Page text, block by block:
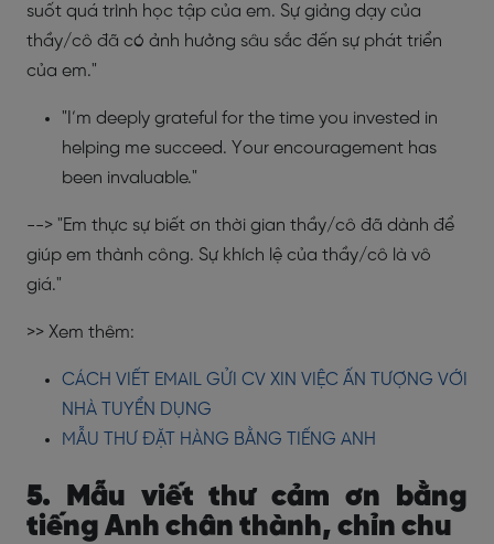
suốt quá trình học tập của em. Sự giảng dạy của
thầy/cô đã có ảnh hưởng sâu sắc đến sự phát triển
của em."
"I’m deeply grateful for the time you invested in
helping me succeed. Your encouragement has
been invaluable."
--> "Em thực sự biết ơn thời gian thầy/cô đã dành để
giúp em thành công. Sự khích lệ của thầy/cô là vô
giá."
>> Xem thêm:
CÁCH VIẾT EMAIL GỬI CV XIN VIỆC ẤN TƯỢNG VỚI
NHÀ TUYỂN DỤNG
MẪU THƯ ĐẶT HÀNG BẰNG TIẾNG ANH
5. Mẫu viết thư cảm ơn bằng
tiếng Anh chân thành, chỉn chu